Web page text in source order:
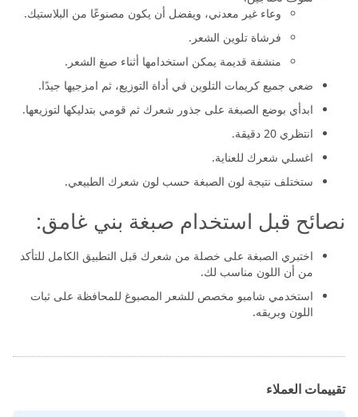
وعاء غير معدني، ويفضل أن يكون مصنوعًا من البلاستيك.
فرشاة تلوين الشعر.
منشفة قديمة يمكن استخدامها أثناء صبغ الشعر.
ضعي جميع كريمات التلوين في أداة التوزيع، ثم امزجيها جيدًا.
ابدأي بوضع الصبغة على جذور شعرك ثم قومي بتدليكها لتوزيعها.
انتظري 20 دقيقة.
اغسلي شعرك للعناية.
ستختلف نتيجة لون الصبغة حسب لون شعرك الطبيعي.
نصائح قبل استخدام صبغة بني غامق:
اختبري الصبغة على خصلة من شعرك قبل التطبيق الكامل للتأكد
من أن اللون مناسب لك.
استخدمي شامبو مخصص للشعر المصبوغ للمحافظة على ثبات
اللون وبريقه.
تقييمات العملاء